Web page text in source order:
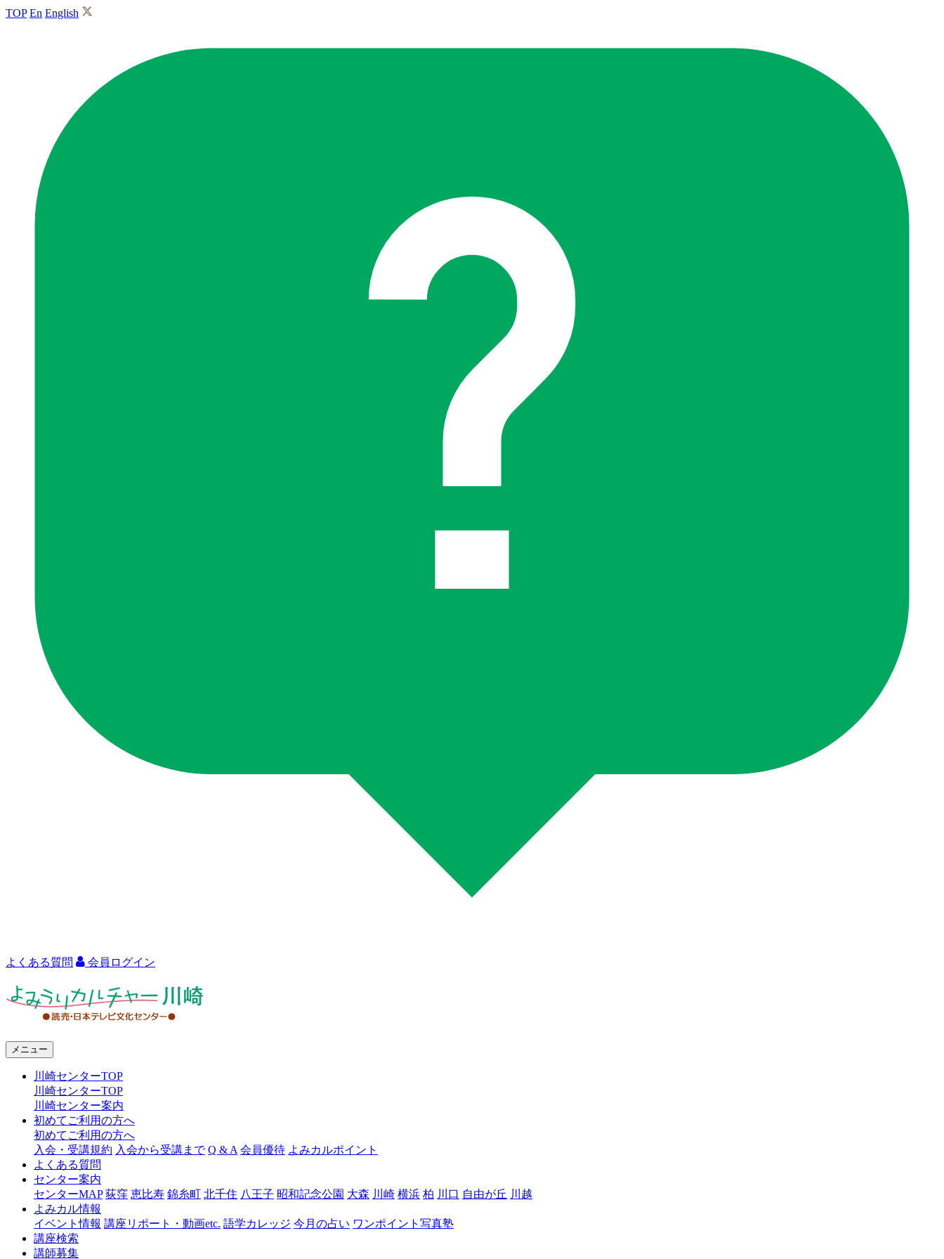
TOP En English
よくある質問 会員ログイン
ャ
川
崎
メニュー
川崎センターTOP
川崎センターTOP
川崎センター案内
初めてご利用の方へ
初めてご利用の方へ
入会・受講規約 入会から受講まで Q & A 会員優待 よみカルポイント
よくある質問
センター案内
センターMAP 荻窪 恵比寿 錦糸町 北千住 八王子 昭和記念公園 大森 川崎 横浜 柏 川口 自由が丘 川越
よみカル情報
イベント情報 講座リポート・動画etc. 語学カレッジ 今月の占い ワンポイント写真塾
講座検索
講師募集